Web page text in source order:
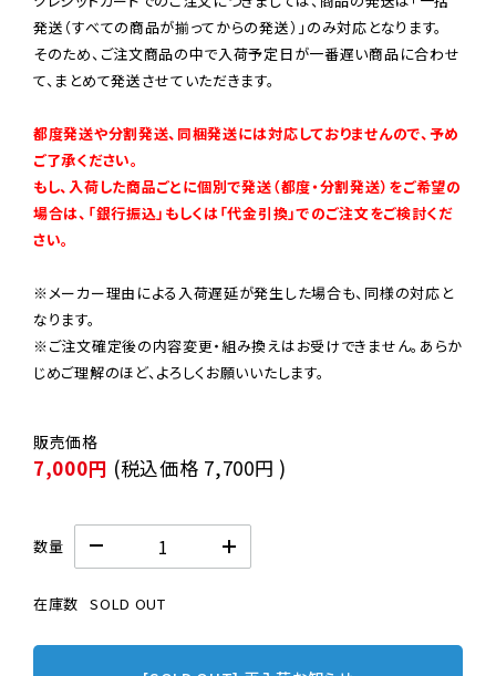
発送（すべての商品が揃ってからの発送）」のみ対応となります。
そのため、ご注文商品の中で入荷予定日が一番遅い商品に合わせ
て、まとめて発送させていただきます。
都度発送や分割発送、同梱発送には対応しておりませんので、予め
ご了承ください。
もし、入荷した商品ごとに個別で発送（都度・分割発送）をご希望の
場合は、「銀行振込」もしくは「代金引換」でのご注文をご検討くだ
さい。
※メーカー理由による入荷遅延が発生した場合も、同様の対応と
なります。
※ご注文確定後の内容変更・組み換えはお受けできません。あらか
じめご理解のほど、よろしくお願いいたします。
7,000円 (税込価格 7,700円 )
数量
在庫数 SOLD OUT